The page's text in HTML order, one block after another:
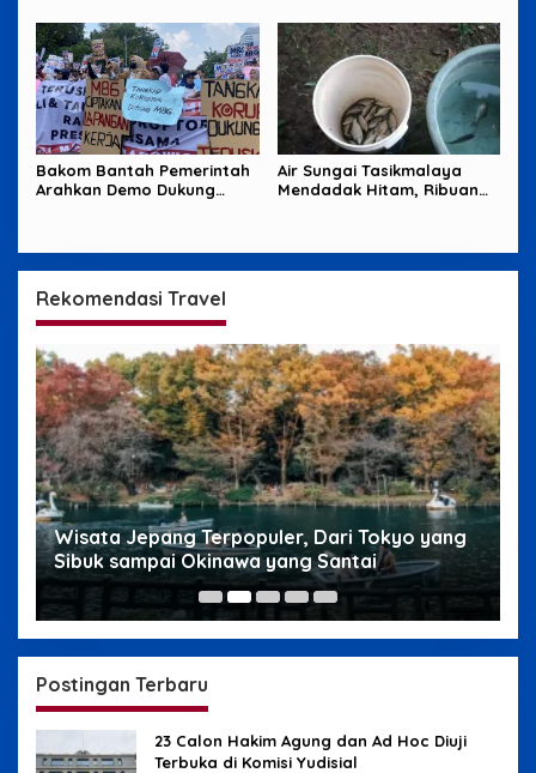
Bakom Bantah Pemerintah
Arahkan Demo Dukung
Air Sungai Tasikmalaya
Mendadak Hitam, Ribuan
Rekomendasi Travel
Wisata Jepang Terpopuler, Dari Tokyo yang
Sibuk sampai Okinawa yang Santai
Postingan Terbaru
23 Calon Hakim Agung dan Ad Hoc Diuji
Terbuka di Komisi Yudisial